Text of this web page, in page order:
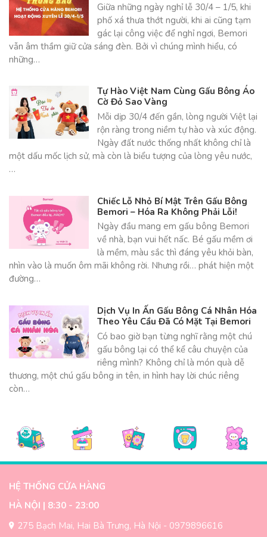
Giữa những ngày nghỉ lễ 30/4 – 1/5, khi
phố xá thưa thớt người, khi ai cũng tạm
gác lại công việc để nghỉ ngơi, Bemori
vẫn âm thầm giữ cửa sáng đèn. Bởi vì chúng mình hiểu, có
những…
Tự Hào Việt Nam Cùng Gấu Bông Áo
Cờ Đỏ Sao Vàng
Mỗi dịp 30/4 đến gần, lòng người Việt lại
rộn ràng trong niềm tự hào và xúc động.
Ngày đất nước thống nhất không chỉ là
một dấu mốc lịch sử, mà còn là biểu tượng của lòng yêu nước,
…
Chiếc Lỗ Nhỏ Bí Mật Trên Gấu Bông
Bemori – Hóa Ra Không Phải Lỗi!
Ngày đầu mang em gấu bông Bemori
về nhà, bạn vui hết nấc. Bé gấu mềm ơi
là mềm, màu sắc thì đáng yêu khỏi bàn,
nhìn vào là muốn ôm mãi không rời. Nhưng rồi… phát hiện một
đường…
Dịch Vụ In Ấn Gấu Bông Cá Nhân Hóa
Theo Yêu Cầu Đã Có Mặt Tại Bemori
Có bao giờ bạn từng nghĩ rằng một chú
gấu bông lại có thể kể câu chuyện của
riêng mình? Không chỉ là món quà dễ
thương, một chú gấu bông in tên, in hình hay lời chúc riêng
còn…
HỆ THỐNG CỬA HÀNG
HÀ NỘI | 8:30 - 23:00
275 Bạch Mai, Hai Bà Trưng, Hà Nội - 0979896616